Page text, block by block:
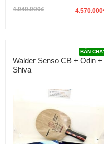
4.940.000₫ 4.570.000
Walder Senso CB + Odin +
Shiva
BÁN